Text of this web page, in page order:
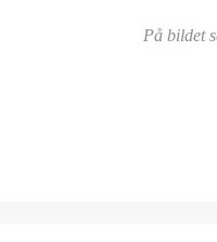
På bildet